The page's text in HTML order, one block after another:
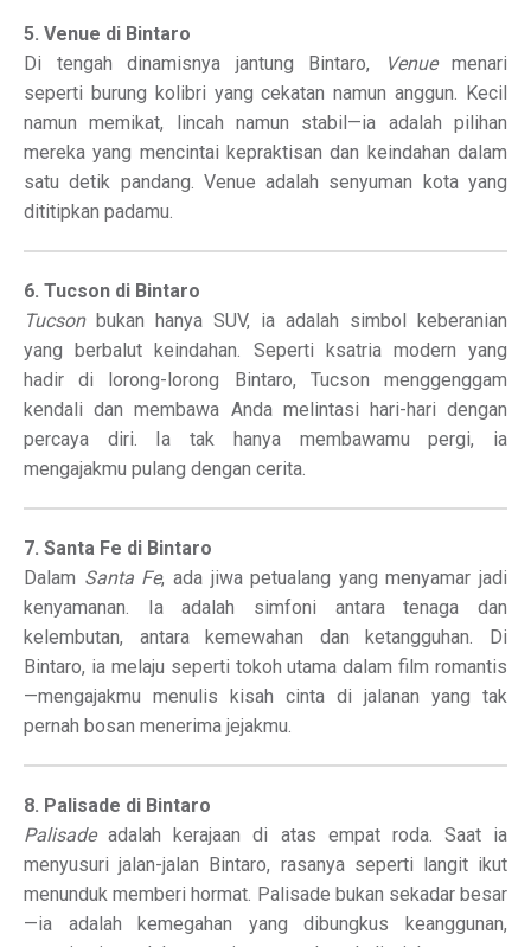
5. Venue di Bintaro
Di tengah dinamisnya jantung Bintaro,
Venuemenari
seperti burung kolibri yang cekatan namun anggun. Kecil
namun memikat, lincah namun stabil—ia adalah pilihan
mereka yang mencintai kepraktisan dan keindahan dalam
satu detik pandang. Venue adalah senyuman kota yang
dititipkan padamu.
6. Tucson di Bintaro
Tucsonbukan hanya SUV, ia adalah simbol keberanian
yang berbalut keindahan. Seperti ksatria modern yang
hadir di lorong-lorong Bintaro, Tucson menggenggam
kendali dan membawa Anda melintasi hari-hari dengan
percaya diri. Ia tak hanya membawamu pergi, ia
mengajakmu pulang dengan cerita.
7. Santa Fe di Bintaro
Dalam Santa Fe, ada jiwa petualang yang menyamar jadi
kenyamanan. Ia adalah simfoni antara tenaga dan
kelembutan, antara kemewahan dan ketangguhan. Di
Bintaro, ia melaju seperti tokoh utama dalam film romantis
—mengajakmu menulis kisah cinta di jalanan yang tak
pernah bosan menerima jejakmu.
8. Palisade di Bintaro
Palisadeadalah kerajaan di atas empat roda. Saat ia
menyusuri jalan-jalan Bintaro, rasanya seperti langit ikut
menunduk memberi hormat. Palisade bukan sekadar besar
—ia adalah kemegahan yang dibungkus keanggunan,